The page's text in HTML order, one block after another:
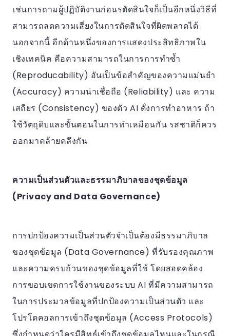
เช่นการถามผู้ปฏิบัติงานก่อนรตัดสินใจก็เป็นอีกหนึ่งวิธีที่
สามารถลดความเสี่ยงในการตัดสินใจที่ผิดพลาดได้
นอกจากนี้ อีกด้านหนึ่งของการแสดงประสิทธิภาพใน
เชิงเทคนิค คือความสามารถในการการทำซ้ำ
(Reproducability) อันเป็นข้อสำคัญของความแม่นยำ
(Accuracy) ความน่าเชื่อถือ (Reliability) และ ความ
เสถียร (Consistency) ของตัว AI ดั่งการทำอาหาร ถ้า
ใช้วัตถุดิบและขั้นตอนในการทำเหมือนกัน รสชาติก็ควร
ออกมาคล้ายคลึงกัน
ความเป็นส่วนตัวและธรรมาภิบาลของชุดข้อมูล
(Privacy and Data Governance)
การปกป้องความเป็นส่วนตัวจำเป็นต้องมีธรรมาภิบาล
ของชุดข้อมูล (Data Governance) ที่รับรองคุณภาพ
และความครบถ้วนของชุดข้อมูลที่ใช้ โดยสอดคล้อง
การขอบเขตการใช้งานของระบบ AI ที่มีความสามารถ
ในการประมวลข้อมูลที่ปกป้องความเป็นส่วนตัว และ
โปรโตคอลการเข้าถึงชุดข้อมูล (Access Protocols)